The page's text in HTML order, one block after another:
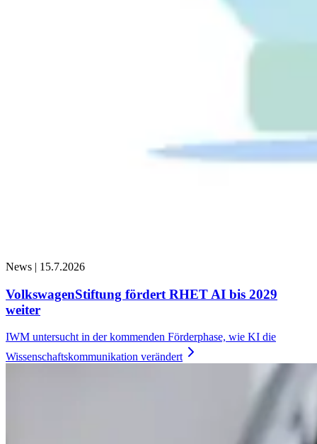
News | 15.7.2026
VolkswagenStiftung fördert RHET AI bis 2029
weiter
IWM untersucht in der kommenden Förderphase, wie KI die
Wissenschaftskommunikation verändert